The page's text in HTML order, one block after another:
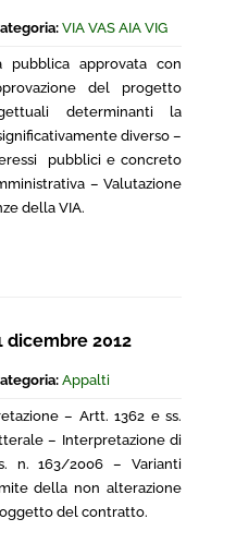
VIA VAS AIA VIG
pubblica approvata con
del progetto
determinanti la
diverso –
pubblici e concreto
– Valutazione
della VIA.
dicembre 2012
Appalti
– Artt. 1362 e ss.
– Interpretazione di
n. 163/2006 – Varianti
della non alterazione
del contratto.